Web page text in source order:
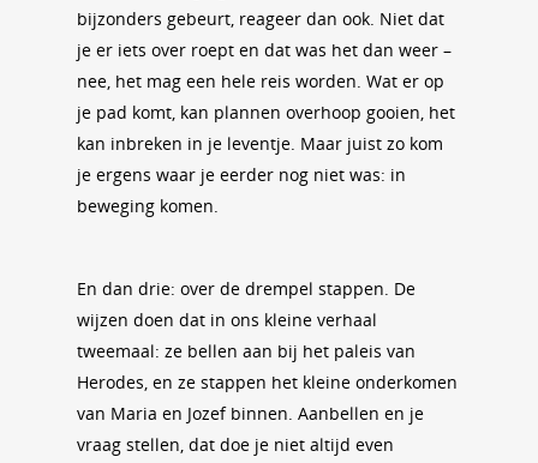
bijzonders gebeurt, reageer dan ook. Niet dat
je er iets over roept en dat was het dan weer –
nee, het mag een hele reis worden. Wat er op
je pad komt, kan plannen overhoop gooien, het
kan inbreken in je leventje. Maar juist zo kom
je ergens waar je eerder nog niet was: in
beweging komen.
En dan drie: over de drempel stappen. De
wijzen doen dat in ons kleine verhaal
tweemaal: ze bellen aan bij het paleis van
Herodes, en ze stappen het kleine onderkomen
van Maria en Jozef binnen. Aanbellen en je
vraag stellen, dat doe je niet altijd even